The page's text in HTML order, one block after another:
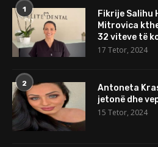
1
Fikrije Salihu
Mitrovica
32 viteve të
17 Tetor, 2024
2
Antoneta
jetonë dhe
15 Tetor, 2024